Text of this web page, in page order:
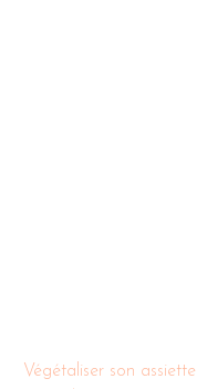
Végétaliser son assiette